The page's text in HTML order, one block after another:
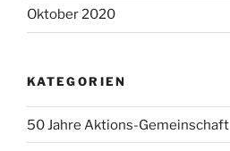
Oktober 2020
KATEGORIEN
50 Jahre Aktions-Gemeinschaft